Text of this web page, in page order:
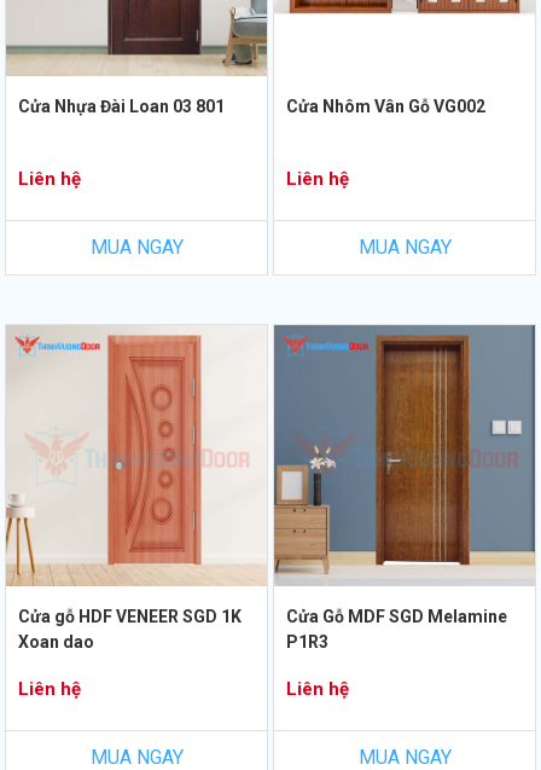
Cửa Nhựa Đài Loan 03 801
Liên hệ
MUA NGAY
Cửa Nhôm Vân Gỗ VG002
Liên hệ
MUA NGAY
Cửa gỗ HDF VENEER SGD 1K
Xoan dao
Liên hệ
MUA NGAY
Cửa Gỗ MDF SGD Melamine
P1R3
Liên hệ
MUA NGAY